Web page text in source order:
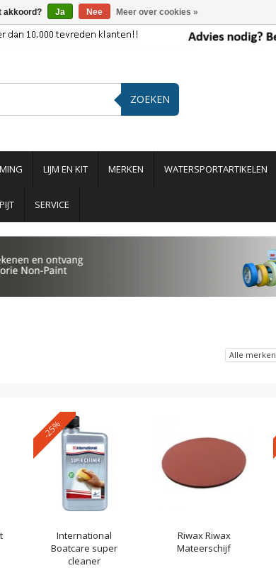
ZOEKEN
LIJM EN KIT MERKEN WATERSPORTARTIKELEN
SERVICE
Alle merken
-25%
International
Boatcare super
cleaner
RiwaxRiwax
Mateerschijf
akkoord? Ja Nee Meer over cookies »